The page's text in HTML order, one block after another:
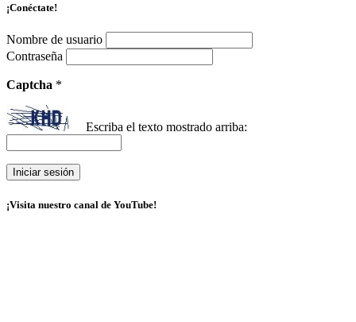
¡Conéctate!
Nombre de usuario
Contraseña
Captcha *
Escriba el texto mostrado arriba:
¡Visita nuestro canal de YouTube!